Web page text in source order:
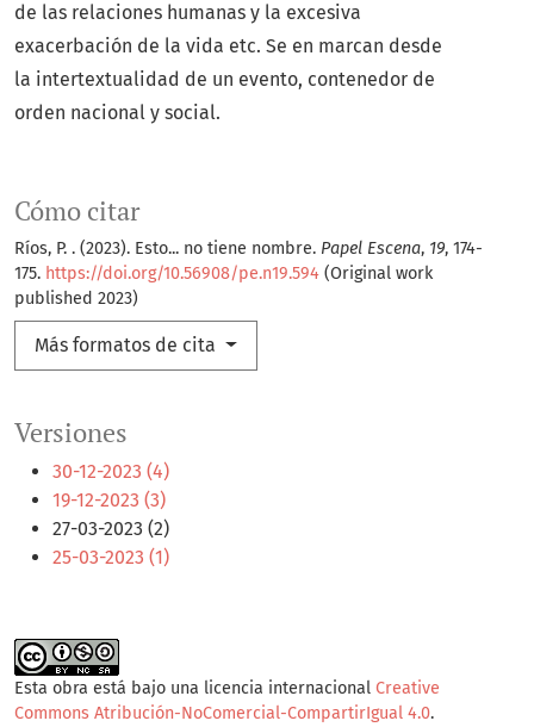
Versiones
30-12-2023 (4)
19-12-2023 (3)
27-03-2023 (2)
25-03-2023 (1)
Cómo citar
Ríos, P. . (2023). Esto... no tiene nombre. Papel Escena, 19, 174-
175. https://doi.org/10.56908/pe.n19.594 (Original work
published 2023)
Más formatos de cita
de las relaciones humanas y la excesiva
exacerbación de la vida etc. Se en marcan desde
la intertextualidad de un evento, contenedor de
orden nacional y social.
Esta obra está bajo una licencia internacional Creative
Commons Atribución-NoComercial-CompartirIgual 4.0.